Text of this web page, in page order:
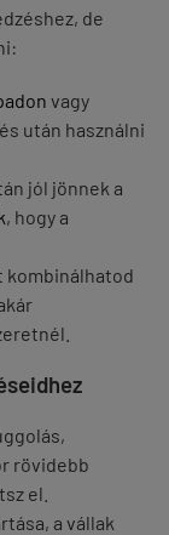
de
vagy
után használni
jól jönnek a
, hogy a
kombinálhatod
rövidebb
el.
a vállak